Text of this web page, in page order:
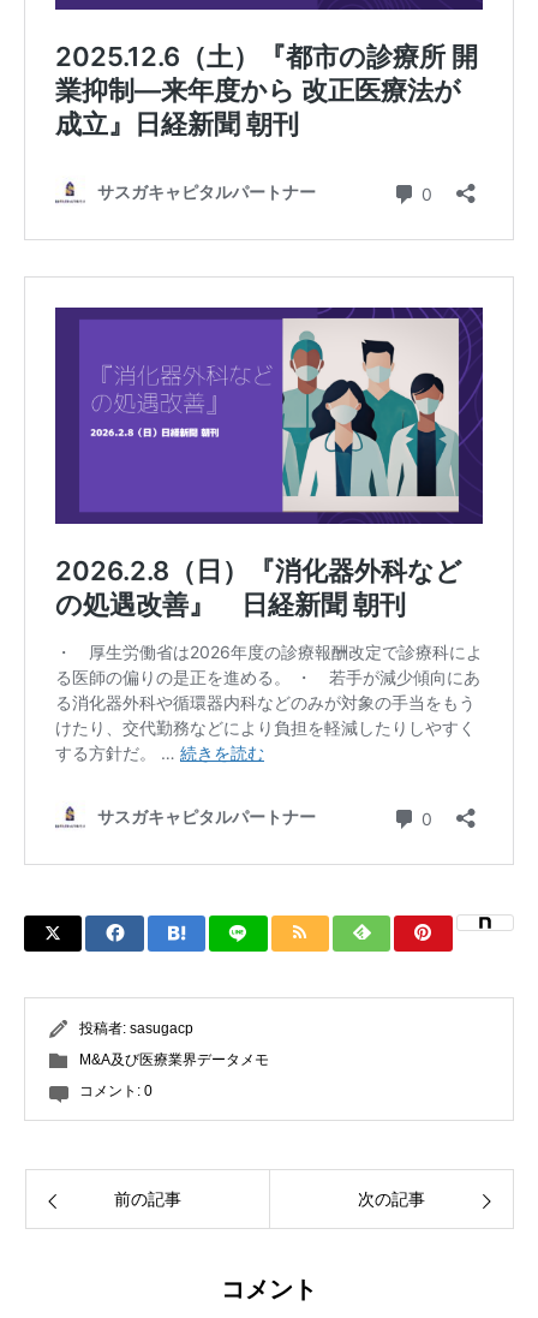
投稿者: sasugacp
M&A及び医療業界データメモ
コメント: 0
前の記事 次の記事
コメント